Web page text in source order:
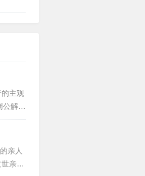
主观
公解梦
亲人
亲人